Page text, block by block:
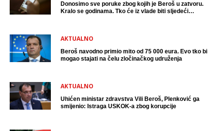
Donosimo sve poruke zbog kojih je Beroš u zatvoru.
Kralo se godinama. Tko će iz vlade biti sljedeći
AKTUALNO
Beroš navodno primio mito od 75 000 eura. Evo tko bi
mogao stajati na čelu zločinačkog udruženja
AKTUALNO
Uhićen ministar zdravstva Vili Beroš, Plenković ga
smijenio: Istraga USKOK-a zbog korupcije